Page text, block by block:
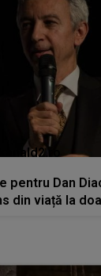
kanald2.ro
pentru Dan
din viață la